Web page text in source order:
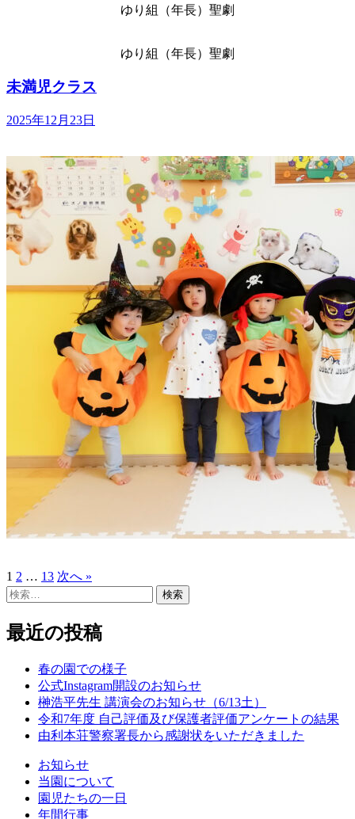
ゆり組（年長） 聖劇
ゆり組（年長） 聖劇
未満児クラス
2025年12月23日
投
稿
の
1 2 … 13 次へ »
検
最近の投稿
春の園での様子
公式Instagram開設のお知らせ
榊浩平先生 講演会のお知らせ（6/13土）
令和7年度 自己評価及び保護者評価アンケートの結果
由利本荘警察署長から感謝状をいただきました
お知らせ
当園について
園児たちの一日
年間行事